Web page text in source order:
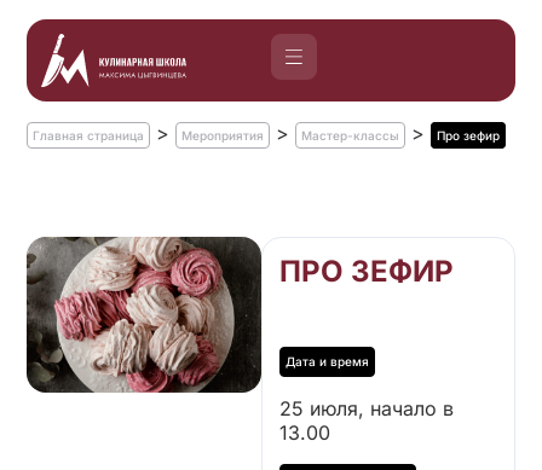
Главная страница > Мероприятия > Мастер-классы > Про зефир
ПРО ЗЕФИР
25 июля, начало в
13.00